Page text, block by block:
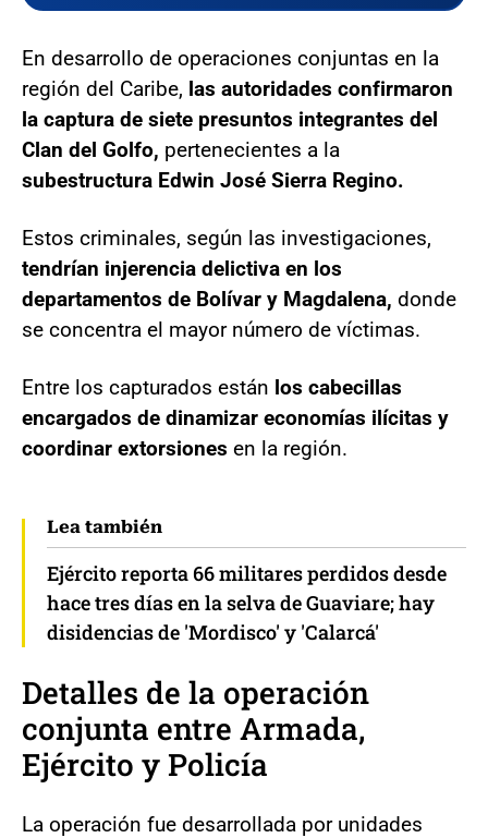
En desarrollo de operaciones conjuntas en la
región del Caribe, las autoridades confirmaron
la captura de siete presuntos integrantes del
Clan del Golfo, pertenecientes a la
subestructura Edwin José Sierra Regino.
Estos criminales, según las investigaciones,
tendrían injerencia delictiva en los
departamentos de Bolívar y Magdalena, donde
se concentra el mayor número de víctimas.
Entre los capturados están los cabecillas
encargados de dinamizar economías ilícitas y
coordinar extorsiones en la región.
Lea también
Ejército reporta 66 militares perdidos desde
hace tres días en la selva de Guaviare; hay
disidencias de 'Mordisco' y 'Calarcá'
Detalles de la operación
conjunta entre Armada,
Ejército y Policía
La operación fue desarrollada por unidades